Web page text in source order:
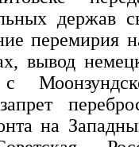
держав
перемирия
вывод
на